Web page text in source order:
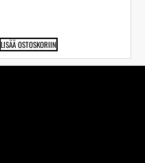
LISÄÄ OSTOSKORIIN